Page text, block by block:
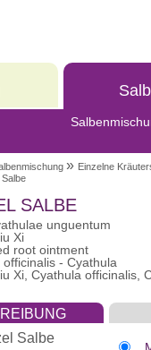
» Einzelne
SALBE
unguentum
Xi
root ointment
- Cyathula
Xi, Cyathula officinalis,